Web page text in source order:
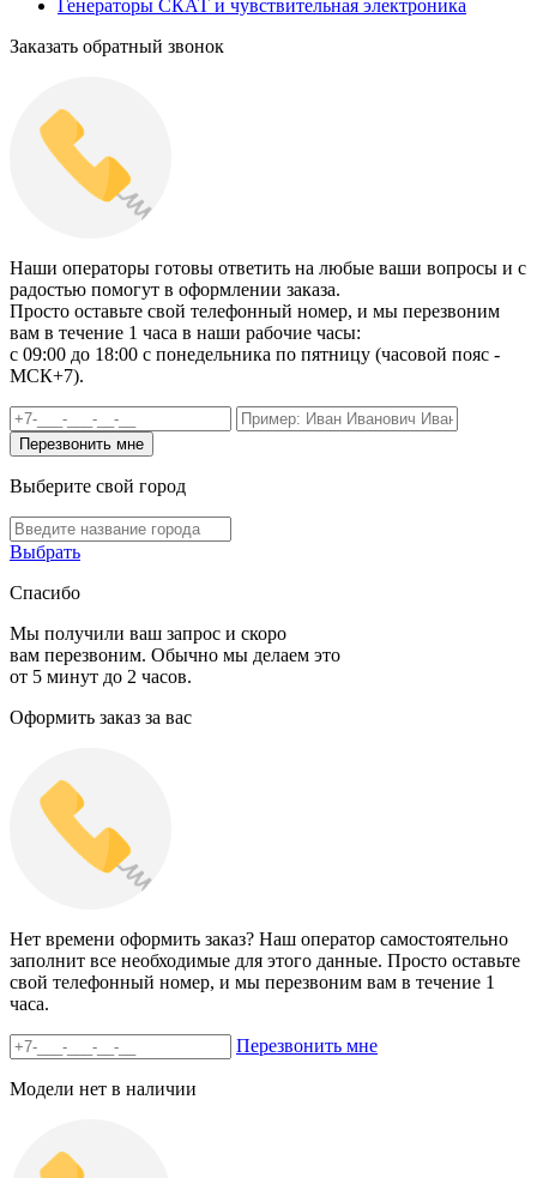
Генераторы СКАТ и чувствительная электроника
Заказать обратный звонок
Наши операторы готовы ответить на любые ваши вопросы и с
радостью помогут в оформлении заказа.
Просто оставьте свой телефонный номер, и мы перезвоним
вам в течение 1 часа в наши рабочие часы:
c 09:00 до 18:00 с понедельника по пятницу (часовой пояс -
МСК+7).
Выберите свой город
Выбрать
Спасибо
Мы получили ваш запрос и скоро
вам перезвоним. Обычно мы делаем это
от 5 минут до 2 часов.
Оформить заказ за вас
Нет времени оформить заказ? Наш оператор самостоятельно
заполнит все необходимые для этого данные. Просто оставьте
свой телефонный номер, и мы перезвоним вам в течение 1
часа.
Перезвонить мне
Модели нет в наличии